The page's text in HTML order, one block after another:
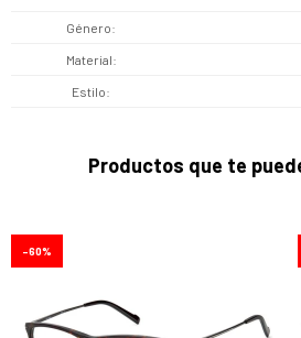
Género
Material
Estilo
Productos que te
60